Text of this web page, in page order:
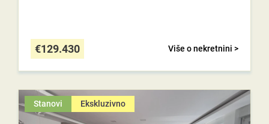
Više o nekretnini >
€129.430
Stanovi Ekskluzivno